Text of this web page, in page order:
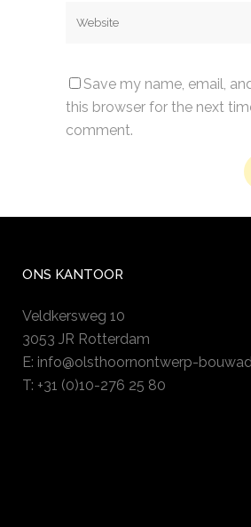
Save my name, email,
this browser for the next
comment.
ONS KANTOOR
Veldkersweg 10
3053 JR Rotterdam
E: info@olsthoornontwerp-
T: +31 (0)10-276 25 80